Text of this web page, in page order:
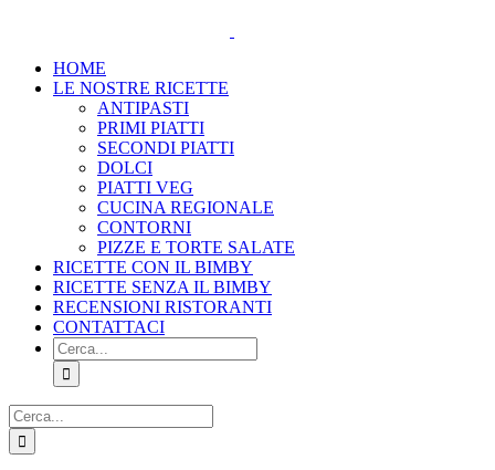
HOME
LE NOSTRE RICETTE
ANTIPASTI
PRIMI PIATTI
SECONDI PIATTI
DOLCI
PIATTI VEG
CUCINA REGIONALE
CONTORNI
PIZZE E TORTE SALATE
RICETTE CON IL BIMBY
RICETTE SENZA IL BIMBY
RECENSIONI RISTORANTI
CONTATTACI
Cerca
per:
Cerca
per: